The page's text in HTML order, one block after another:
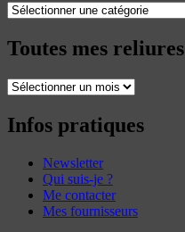
Catégories
Toutes mes reliures
Toutes
reliures
Infos pratiques
Newsletter
Qui suis-je ?
Me contacter
Mes fournisseurs